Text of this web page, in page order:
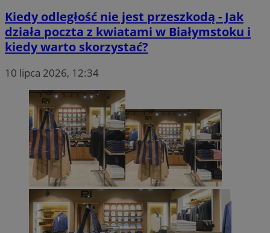
Kiedy odległość nie jest przeszkodą - Jak
działa poczta z kwiatami w Białymstoku i
kiedy warto skorzystać?
10 lipca 2026, 12:34